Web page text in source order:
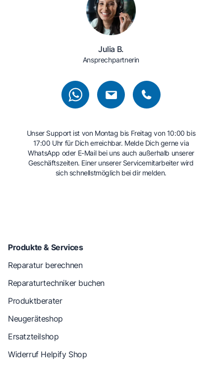
Julia B.
Ansprechpartnerin
Unser Support ist von Montag bis Freitag von 10:00 bis
17:00 Uhr für Dich erreichbar. Melde Dich gerne via
WhatsApp oder E-Mail bei uns auch außerhalb unserer
Geschäftszeiten. Einer unserer Servicemitarbeiter wird
sich schnellstmöglich bei dir melden.
Produkte & Services
Reparatur berechnen
Reparaturtechniker buchen
Produktberater
Neugeräteshop
Ersatzteilshop
Widerruf Helpify Shop